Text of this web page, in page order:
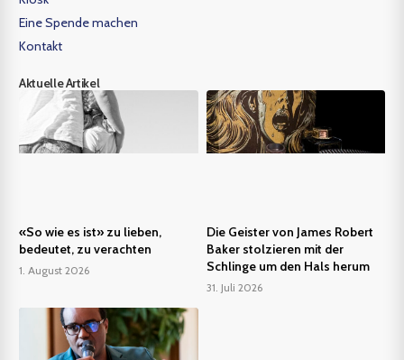
Eine Spende machen
Kontakt
Aktuelle Artikel
«So wie es ist» zu lieben,
bedeutet, zu verachten
1. August 2026
Die Geister von James Robert
Baker stolzieren mit der
Schlinge um den Hals herum
31. Juli 2026